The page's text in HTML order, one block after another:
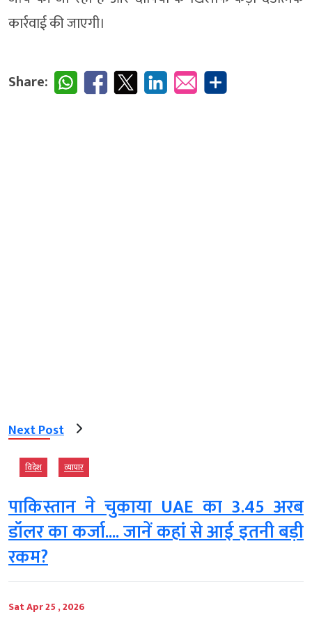
कार्रवाई की जाएगी।
Share:
Next Post
विदेश व्‍यापार
पाकिस्तान ने चुकाया UAE का 3.45 अरब
डॉलर का कर्जा.... जानें कहां से आई इतनी बड़ी
रकम?
Sat Apr 25 , 2026